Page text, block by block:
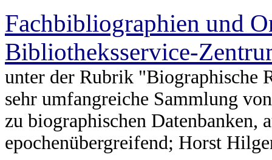
Fachbibliographien und
Bibliotheksservice-
unter der Rubrik "Biographische
sehr umfangreiche Sammlung
zu biographischen Datenbanken,
epochenübergreifend; Horst